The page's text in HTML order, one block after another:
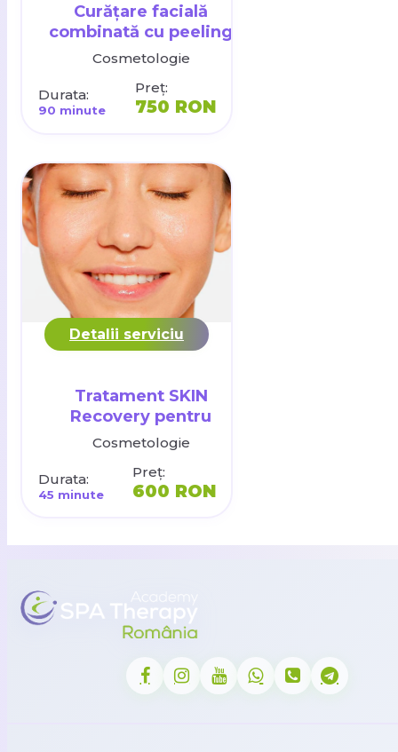
Curățare facială
combinată cu peeling
Cosmetologie
Durata:
90 minute
Preț:
750 RON
Detalii serviciu
Tratament SKIN
Recovery pentru
refacerea tenului
Cosmetologie
Durata:
45 minute
Preț:
600 RON